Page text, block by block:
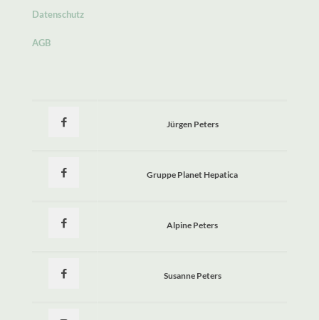
Datenschutz
AGB
Jürgen Peters
Gruppe Planet Hepatica
Alpine Peters
Susanne Peters